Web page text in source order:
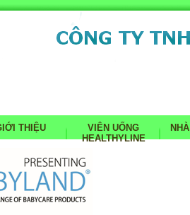
THIỆU
VIÊN UỐNG
HEALTHYLINE